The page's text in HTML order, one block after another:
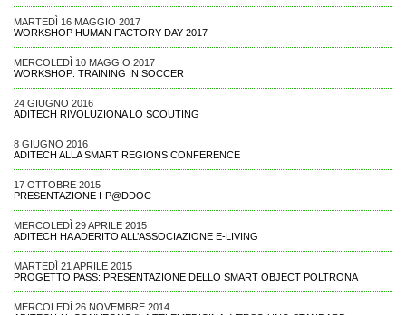
MARTEDÌ 16 MAGGIO 2017
WORKSHOP HUMAN FACTORY DAY 2017
MERCOLEDÌ 10 MAGGIO 2017
WORKSHOP: TRAINING IN SOCCER
24 GIUGNO 2016
ADITECH RIVOLUZIONA LO SCOUTING
8 GIUGNO 2016
ADITECH ALLA SMART REGIONS CONFERENCE
17 OTTOBRE 2015
PRESENTAZIONE I-P@DDOC
MERCOLEDÌ 29 APRILE 2015
ADITECH HA ADERITO ALL’ASSOCIAZIONE E-LIVING
MARTEDÌ 21 APRILE 2015
PROGETTO PASS: PRESENTAZIONE DELLO SMART OBJECT POLTRONA
MERCOLEDÌ 26 NOVEMBRE 2014